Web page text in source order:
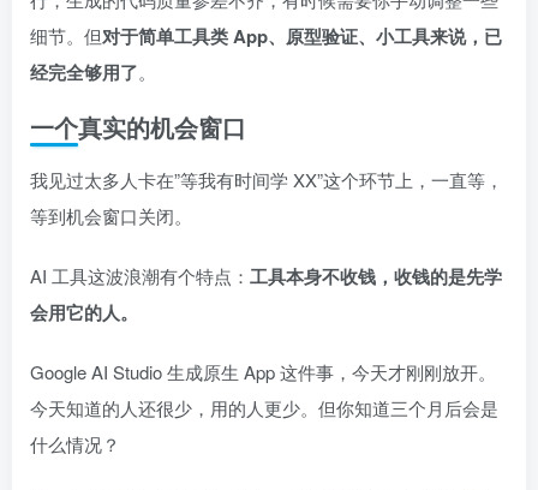
细节。但对于简单工具类 App、原型验证、小工具来说，已
经完全够用了。
一个真实的机会窗口
我见过太多人卡在”等我有时间学 XX”这个环节上，一直等，
等到机会窗口关闭。
AI 工具这波浪潮有个特点： 工具本身不收钱，收钱的是先学
会用它的人。
Google AI Studio 生成原生 App 这件事，今天才刚刚放开。
今天知道的人还很少，用的人更少。但你知道三个月后会是
什么情况？